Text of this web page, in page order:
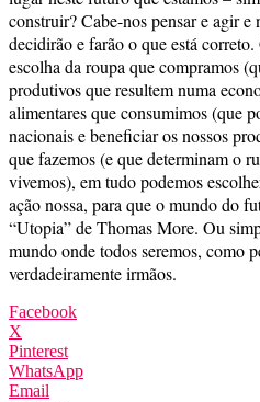
construir? Cabe-nos pensar e agir
decidirão e farão o que está
escolha da roupa que compramos
produtivos que resultem numa
alimentares que consumimos (que
nacionais e beneficiar os nossos
que fazemos (e que determinam o
vivemos), em tudo podemos
ação nossa, para que o mundo do
“Utopia” de Thomas More. Ou
mundo onde todos seremos, como
verdadeiramente irmãos.
Facebook
X
Pinterest
WhatsApp
Email